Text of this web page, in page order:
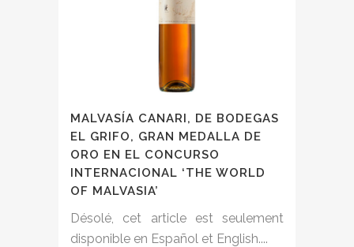
MALVASÍA CANARI, DE BODEGAS
EL GRIFO, GRAN MEDALLA DE
ORO EN EL CONCURSO
INTERNACIONAL ‘THE WORLD
OF MALVASIA’
Désolé, cet article est seulement
disponible en Español et English....